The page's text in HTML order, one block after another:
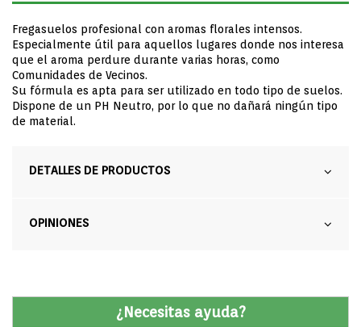
Fregasuelos profesional con aromas florales intensos.
Especialmente útil para aquellos lugares donde nos interesa
que el aroma perdure durante varias horas, como
Comunidades de Vecinos.
Su fórmula es apta para ser utilizado en todo tipo de suelos.
Dispone de un PH Neutro, por lo que no dañará ningún tipo
de material.
DETALLES DE PRODUCTOS
OPINIONES
¿Necesitas ayuda?